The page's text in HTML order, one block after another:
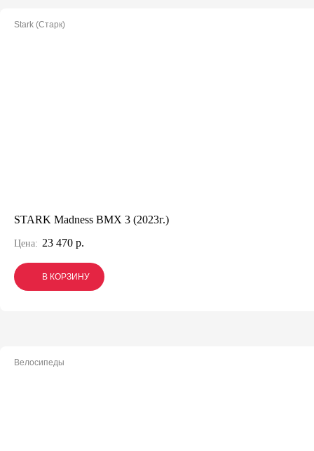
Stark (Старк)
STARK Madness BMX 3 (2023г.)
Цена: 23 470 р.
В КОРЗИНУ
В КОРЗИНУ
В КОРЗИНУ
Велосипеды